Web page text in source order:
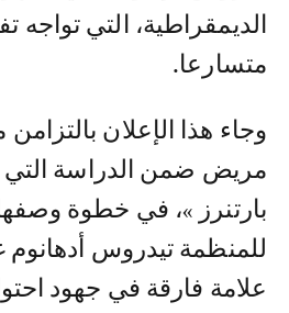
الديمقراطية، التي تواجه
متسارعا.
وجاء هذا الإعلان
مريض ضمن الدراسة
بارتنرز »، في خطوة وصفها
للمنظمة تيدروس أدهانوم
علامة فارقة في جهود